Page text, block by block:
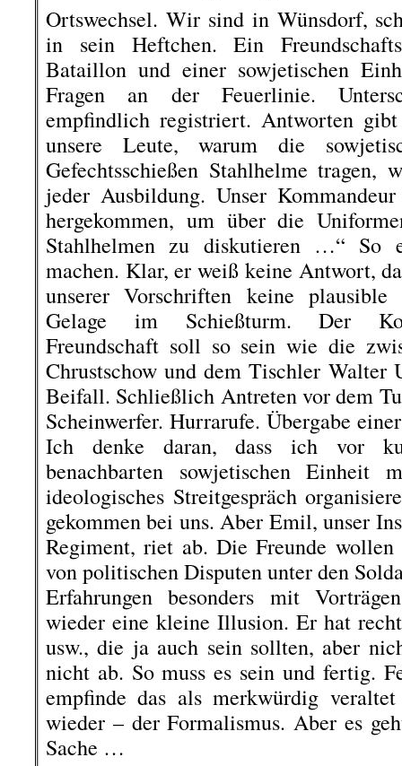
Ortswechsel. Wir sind in Wünsdorf,
in sein Heftchen. Ein
Bataillon und einer sowjetischen
Fragen an der Feuerlinie.
empfindlich registriert. Antworten
unsere Leute, warum die
Gefechtsschießen Stahlhelme
jeder Ausbildung. Unser
hergekommen, um über die
Stahlhelmen zu diskutieren …“ So
machen. Klar, er weiß keine Antwort,
unserer Vorschriften keine
Gelage im Schießturm. Der
Freundschaft soll so sein wie die
Chrustschow und dem Tischler Walter
Beifall. Schließlich Antreten vor dem
Scheinwerfer. Hurrarufe. Übergabe
Ich denke daran, dass ich vor
benachbarten sowjetischen Einheit
ideologisches Streitgespräch
gekommen bei uns. Aber Emil, unser
Regiment, riet ab. Die Freunde
von politischen Disputen unter den
Erfahrungen besonders mit
wieder eine kleine Illusion. Er hat
usw., die ja auch sein sollten, aber
nicht ab. So muss es sein und fertig.
empfinde das als merkwürdig
wieder – der Formalismus. Aber es
Sache …